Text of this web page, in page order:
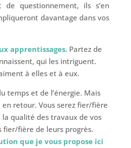
de questionnement, ils s’en
davantage dans vos
apprentissages.Partez de
qui les intriguent.
à elles et à eux.
temps et de l’énergie. Mais
en retour. Vous serez fier/fière
qualité des travaux de vos
fier/fière de leurs progrès.
que je vous propose ici